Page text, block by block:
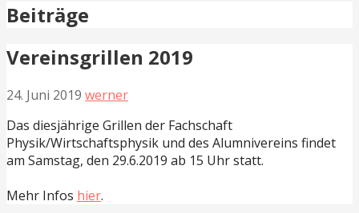
Beiträge
Vereinsgrillen 2019
24. Juni 2019 werner
Das diesjährige Grillen der Fachschaft
Physik/Wirtschaftsphysik und des Alumnivereins findet
am Samstag, den 29.6.2019 ab 15 Uhr statt.
Mehr Infos hier.